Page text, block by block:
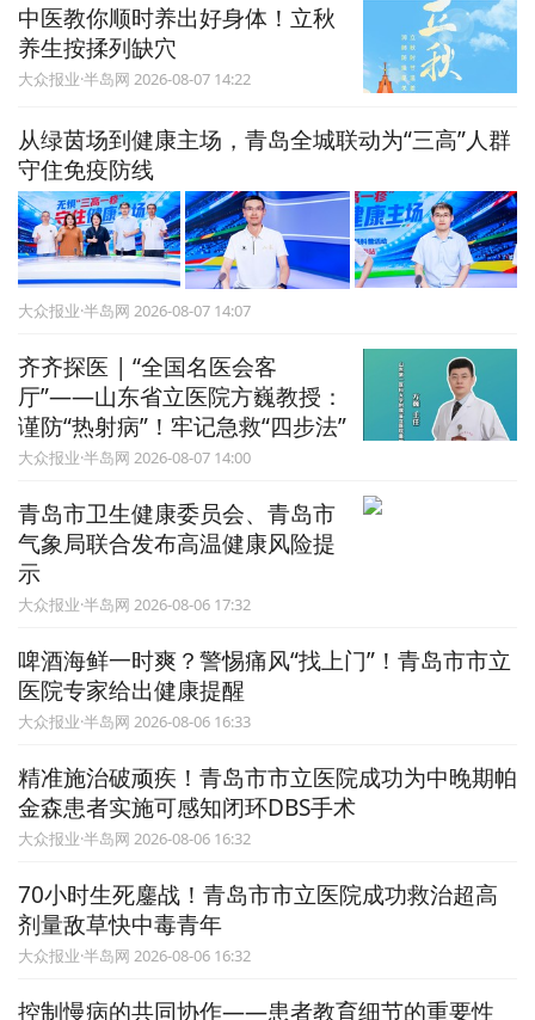
中医教你顺时养出好身体！立秋
养生按揉列缺穴
大众报业·半岛网 2026-08-07 14:22
从绿茵场到健康主场，青岛全城联动为“三高”人群
守住免疫防线
大众报业·半岛网 2026-08-07 14:07
齐齐探医 | “全国名医会客
厅”——山东省立医院方巍教授：
谨防“热射病”！牢记急救“四步法”
大众报业·半岛网 2026-08-07 14:00
青岛市卫生健康委员会、青岛市
气象局联合发布高温健康风险提
示
大众报业·半岛网 2026-08-06 17:32
啤酒海鲜一时爽？警惕痛风“找上门”！青岛市市立
医院专家给出健康提醒
大众报业·半岛网 2026-08-06 16:33
精准施治破顽疾！青岛市市立医院成功为中晚期帕
金森患者实施可感知闭环DBS手术
大众报业·半岛网 2026-08-06 16:32
70小时生死鏖战！青岛市市立医院成功救治超高
剂量敌草快中毒青年
大众报业·半岛网 2026-08-06 16:32
控制慢病的共同协作——患者教育细节的重要性